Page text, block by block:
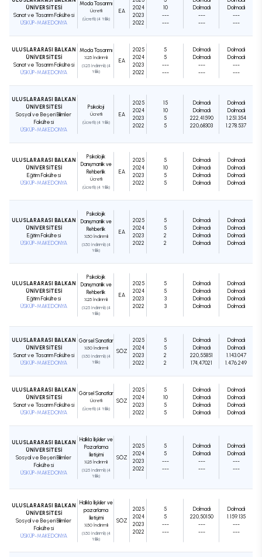
ÜNİVERSİTESİ
Sanat ve Tasarım Fakültesi
ÜSKÜP-MAKEDONYA
Moda Tasarımı
Ücretli
(Ücretli) (4 Yıllık)
EA
2024
2023
2022
10
---
---
Dolmadı
---
---
Dolmadı
---
---
ULUSLARARASI BALKAN
ÜNİVERSİTESİ
Sanat ve Tasarım Fakültesi
ÜSKÜP-MAKEDONYA
Moda Tasarımı
%25 İndirimli
(%25 İndirimli) (4
Yıllık)
EA
2025
2024
2023
2022
5
5
---
---
Dolmadı
Dolmadı
---
---
Dolmadı
Dolmadı
---
---
ULUSLARARASI BALKAN
ÜNİVERSİTESİ
Sosyal ve Beşeri Bilimler
Fakültesi
ÜSKÜP-MAKEDONYA
Psikoloji
Ücretli
(Ücretli) (4 Yıllık)
EA
2025
2024
2023
2022
15
10
5
5
Dolmadı
Dolmadı
222,41590
220,68303
Dolmadı
Dolmadı
1.251.354
1.278.537
ULUSLARARASI BALKAN
ÜNİVERSİTESİ
Eğitim Fakültesi
ÜSKÜP-MAKEDONYA
Psikolojik
Danışmanlık ve
Rehberlik
Ücretli
(Ücretli) (4 Yıllık)
EA
2025
2024
2023
2022
5
10
5
5
Dolmadı
Dolmadı
Dolmadı
Dolmadı
Dolmadı
Dolmadı
Dolmadı
Dolmadı
ULUSLARARASI BALKAN
ÜNİVERSİTESİ
Eğitim Fakültesi
ÜSKÜP-MAKEDONYA
Psikolojik
Danışmanlık ve
Rehberlik
%50 İndirimli
(%50 İndirimli) (4
Yıllık)
EA
2025
2024
2023
2022
5
5
2
2
Dolmadı
Dolmadı
Dolmadı
Dolmadı
Dolmadı
Dolmadı
Dolmadı
Dolmadı
ULUSLARARASI BALKAN
ÜNİVERSİTESİ
Eğitim Fakültesi
ÜSKÜP-MAKEDONYA
Psikolojik
Danışmanlık ve
Rehberlik
%25 İndirimli
(%25 İndirimli) (4
Yıllık)
EA
2025
2024
2023
2022
5
5
3
3
Dolmadı
Dolmadı
Dolmadı
Dolmadı
Dolmadı
Dolmadı
Dolmadı
Dolmadı
ULUSLARARASI BALKAN
ÜNİVERSİTESİ
Sanat ve Tasarım Fakültesi
ÜSKÜP-MAKEDONYA
Görsel Sanatlar
%50 İndirimli
(%50 İndirimli) (4
Yıllık)
SÖZ
2025
2024
2023
2022
5
5
2
2
Dolmadı
Dolmadı
220,55851
174,47021
Dolmadı
Dolmadı
1.143.047
1.476.249
ULUSLARARASI BALKAN
ÜNİVERSİTESİ
Sanat ve Tasarım Fakültesi
ÜSKÜP-MAKEDONYA
Görsel Sanatlar
Ücretli
(Ücretli) (4 Yıllık)
SÖZ
2025
2024
2023
2022
5
10
5
5
Dolmadı
Dolmadı
Dolmadı
Dolmadı
Dolmadı
Dolmadı
Dolmadı
Dolmadı
ULUSLARARASI BALKAN
ÜNİVERSİTESİ
Sosyal ve Beşeri Bilimler
Fakültesi
ÜSKÜP-MAKEDONYA
Halkla İlişkiler ve
Pazarlama
İletişimi
%25 İndirimli
(%25 İndirimli) (4
Yıllık)
SÖZ
2025
2024
2023
2022
5
5
---
---
Dolmadı
Dolmadı
---
---
Dolmadı
Dolmadı
---
---
ULUSLARARASI BALKAN
ÜNİVERSİTESİ
Sosyal ve Beşeri Bilimler
Fakültesi
ÜSKÜP-MAKEDONYA
Halkla İlişkiler ve
pazarlama
İletişimi
%50 İndirimli
(%50 İndirimli) (4
Yıllık)
SÖZ
2025
2024
2023
2022
5
5
---
---
Dolmadı
220,50150
---
---
Dolmadı
1.159.135
---
---